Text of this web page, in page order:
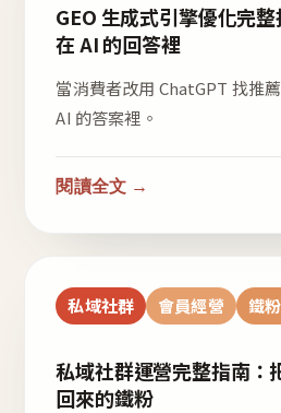
GEO 生成式引擎優化完
在 AI 的回答裡
當消費者改用 ChatGPT 找推
AI 的答案裡。
閱讀全文 →
私域社群 會員經營 鐵
私域社群運營完整指南：
回來的鐵粉